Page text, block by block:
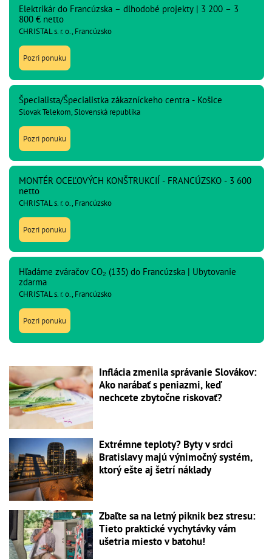
Elektrikár do Francúzska – dlhodobé projekty | 3 200 – 3
800 € netto
CHRISTAL s. r. o., Francúzsko
Pozri ponuku
Špecialista/Špecialistka zákazníckeho centra - Košice
Slovak Telekom, Slovenská republika
Pozri ponuku
MONTÉR OCEĽOVÝCH KONŠTRUKCIÍ - FRANCÚZSKO - 3 600
netto
CHRISTAL s. r. o., Francúzsko
Pozri ponuku
Hľadáme zváračov CO₂ (135) do Francúzska | Ubytovanie
zdarma
CHRISTAL s. r. o., Francúzsko
Pozri ponuku
Inflácia zmenila správanie Slovákov:
Ako narábať s peniazmi, keď
nechcete zbytočne riskovať?
Extrémne teploty? Byty v srdci
Bratislavy majú výnimočný systém,
ktorý ešte aj šetrí náklady
Zbaľte sa na letný piknik bez stresu:
Tieto praktické vychytávky vám
ušetria miesto v batohu!